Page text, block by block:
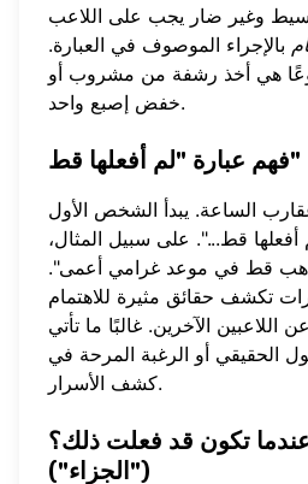
وغير ضار يجب على اللاعب
بالإجراء الموصوف في العبارة.
هي أخذ رشفة من مشروب أو
خفض إصبع واحد.
فهم عبارة "لم أفعلها قط"
الساعة. يبدأ الشخص الأول
أفعلها قط...". على سبيل المثال،
قط في موعد غرامي أعمى".
تكشف حقائق مثيرة للاهتمام
الآخرين. غالبًا ما تأتي
الحقيقي أو الرغبة المرحة في
كشف الأسرار.
تكون قد فعلت ذلك؟
("الجزاء")